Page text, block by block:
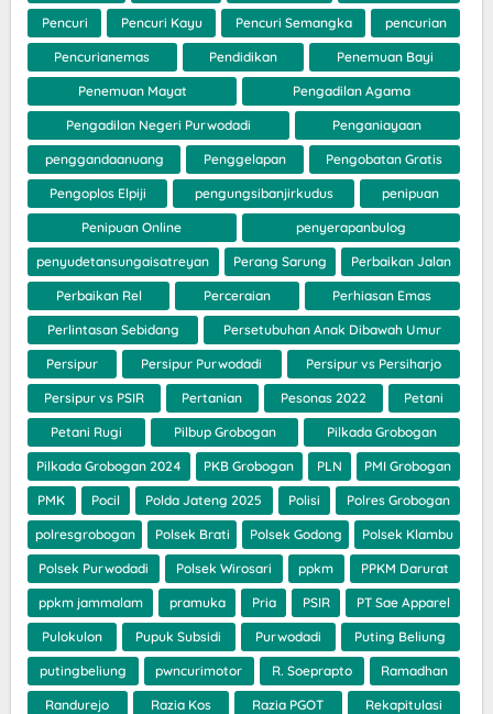
Pencuri Pencuri Kayu Pencuri Semangka pencurian
Pencurianemas Pendidikan Penemuan Bayi
Penemuan Mayat Pengadilan Agama
Pengadilan Negeri Purwodadi Penganiayaan
penggandaanuang Penggelapan Pengobatan Gratis
Pengoplos Elpiji pengungsibanjirkudus penipuan
Penipuan Online penyerapanbulog
penyudetansungaisatreyan Perang Sarung Perbaikan Jalan
Perbaikan Rel Perceraian Perhiasan Emas
Perlintasan Sebidang Persetubuhan Anak Dibawah Umur
Persipur Persipur Purwodadi Persipur vs Persiharjo
Persipur vs PSIR Pertanian Pesonas 2022 Petani
Petani Rugi Pilbup Grobogan Pilkada Grobogan
Pilkada Grobogan 2024 PKB Grobogan PLN PMI Grobogan
PMK Pocil Polda Jateng 2025 Polisi Polres Grobogan
polresgrobogan Polsek Brati Polsek Godong Polsek Klambu
Polsek Purwodadi Polsek Wirosari ppkm PPKM Darurat
ppkm jammalam pramuka Pria PSIR PT Sae Apparel
Pulokulon Pupuk Subsidi Purwodadi Puting Beliung
putingbeliung pwncurimotor R. Soeprapto Ramadhan
Randurejo Razia Kos Razia PGOT Rekapitulasi